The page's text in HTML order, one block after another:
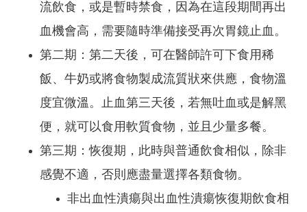
流飲食，或是暫時禁食，因為在這段期間再出
血機會高，需要隨時準備接受再次胃鏡止血。
第二期：第二天後，可在醫師許可下食用稀
飯、牛奶或將食物製成流質狀來供應，食物溫
度宜微溫。止血第三天後，若無吐血或是解黑
便，就可以食用軟質食物，並且少量多餐。
第三期：恢復期，此時與普通飲食相似，除非
感覺不適，否則應盡量選擇各類食物。
非出血性潰瘍與出血性潰瘍恢復期飲食相